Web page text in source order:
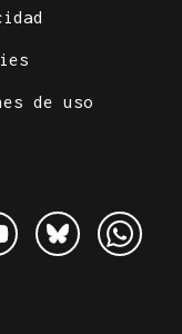
de uso